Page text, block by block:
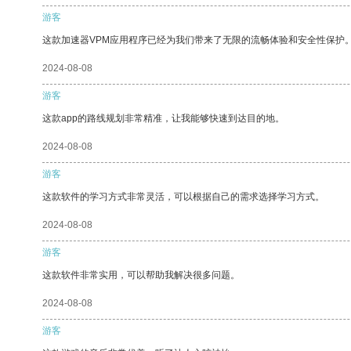
游客
这款加速器VPM应用程序已经为我们带来了无限的流畅体验和安全性保护
2024-08-08
游客
这款app的路线规划非常精准，让我能够快速到达目的地。
2024-08-08
游客
这款软件的学习方式非常灵活，可以根据自己的需求选择学习方式。
2024-08-08
游客
这款软件非常实用，可以帮助我解决很多问题。
2024-08-08
游客